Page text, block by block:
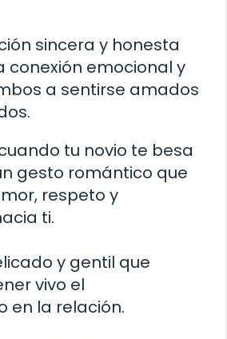
sincera y honesta
conexión emocional y
a sentirse amados
tu novio te besa
gesto romántico que
respeto y
ti.
y gentil que
vivo el
en la relación.